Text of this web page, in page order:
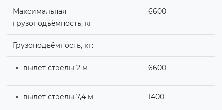
Максимальная
грузоподъёмность, кг
6600
Грузоподъёмность, кг:
вылет стрелы 2 м 6600
вылет стрелы 7,4 м 1400